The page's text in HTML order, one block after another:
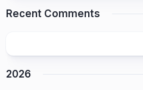
Recent Comments
2026